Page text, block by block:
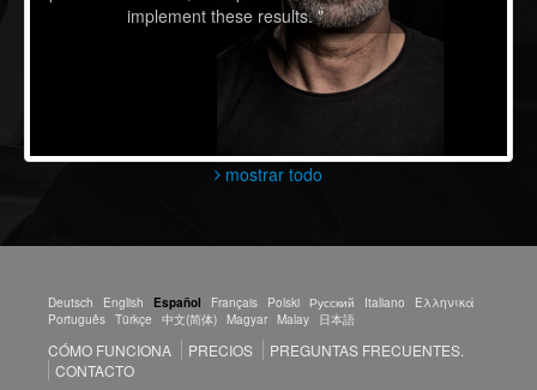
implement these results. "
mostrar todo
Deutsch English Español Français Polski Русский Italiano
Ελληνικά
Português Türkçe 中文(简体) Magyar Malay 日本語
CÓMO FUNCIONA PRECIOS
PREGUNTAS FRECUENTES.
CONTACTO